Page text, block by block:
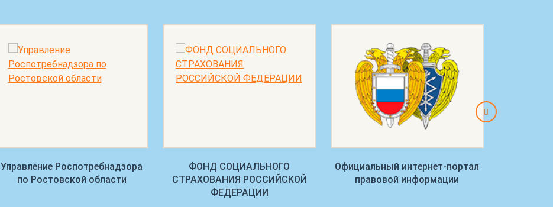
Управление Роспотребнадзора
по Ростовской области
ФОНД СОЦИАЛЬНОГО
СТРАХОВАНИЯ РОССИЙСКОЙ
ФЕДЕРАЦИИ
Официальный интернет-портал
правовой информации